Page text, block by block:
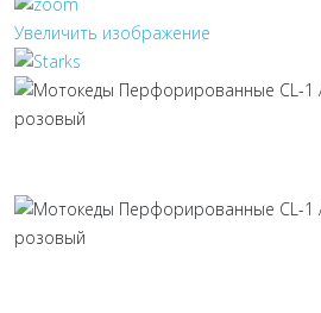
Увеличить изображение